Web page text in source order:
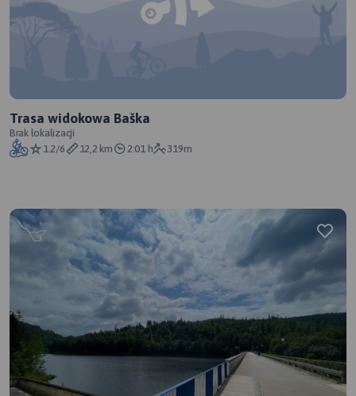
Trasa widokowa Baška
Brak lokalizacji
1.2/6
12,2 km 2:01 h 319m